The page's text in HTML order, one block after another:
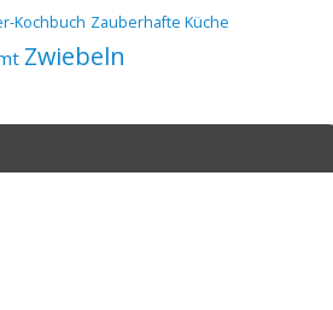
Kochbuch Zauberhafte Küche
Zwiebeln